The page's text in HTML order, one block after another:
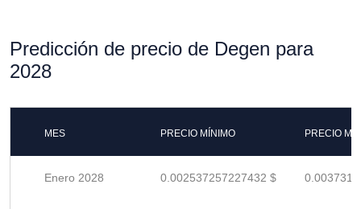
Predicción de precio de Degen para
2028
MES PRECIO MÍNIMO PRECIO
Enero 2028 0.002537257227432 $